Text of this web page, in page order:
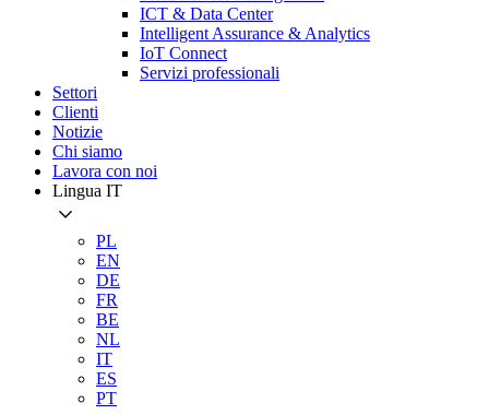
ICT & Data Center
Intelligent Assurance & Analytics
IoT Connect
Servizi professionali
Settori
Clienti
Notizie
Chi siamo
Lavora con noi
Lingua IT
PL
EN
DE
FR
BE
NL
IT
ES
PT